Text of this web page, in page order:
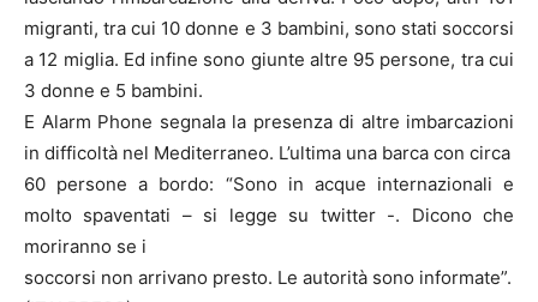
migranti, tra cui 10 donne e 3 bambini, sono stati soccorsi
a 12 miglia. Ed infine sono giunte altre 95 persone, tra cui
3 donne e 5 bambini.
E Alarm Phone segnala la presenza di altre imbarcazioni
in difficoltà nel Mediterraneo. L’ultima una barca con circa
60 persone a bordo: “Sono in acque internazionali e
molto spaventati – si legge su twitter -. Dicono che
moriranno se i
soccorsi non arrivano presto. Le autorità sono informate”.